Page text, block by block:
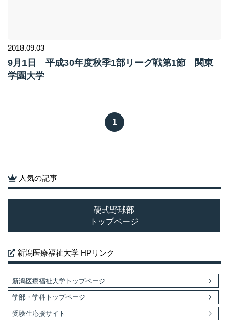
2018.09.03
9月1日 平成30年度秋季1部リーグ戦第1節 関東
学園大学
1
人気の記事
硬式野球部
トップページ
新潟医療福祉大学 HPリンク
新潟医療福祉大学トップページ
学部・学科トップページ
受験生応援サイト